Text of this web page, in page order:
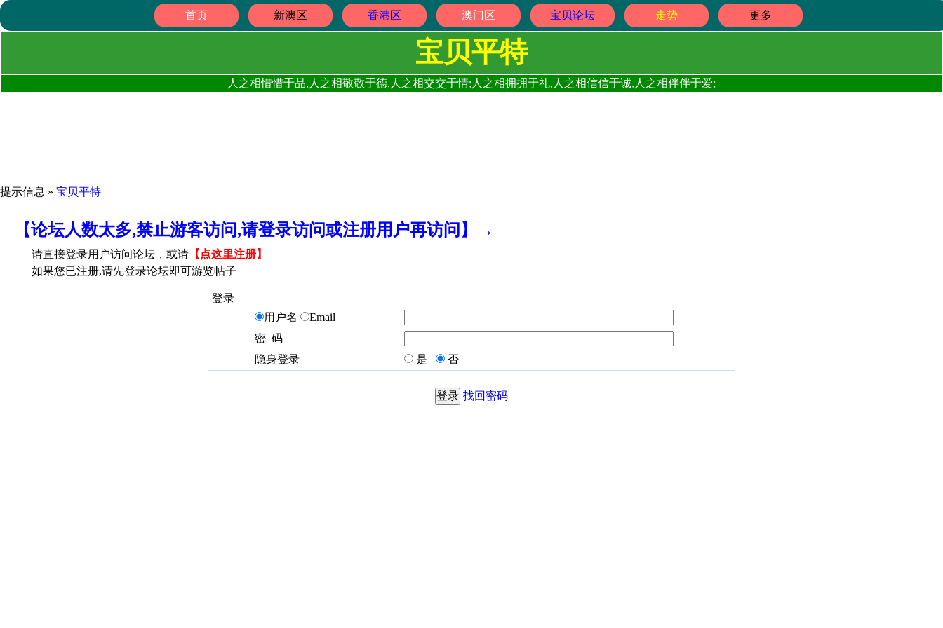
首页 新澳区 香港区 澳门区 宝贝论坛 走势 更多
宝贝平特
人之相惜惜于品,人之相敬敬于德,人之相交交于情;人之相拥拥于礼,人之相信信于诚,人之相伴伴于爱;
提示信息 » 宝贝平特
【论坛人数太多,禁止游客访问,请登录访问或注册用户再访问】→
请直接登录用户访问论坛，或请 【 点这里注册】
如果您已注册,请先登录论坛即可游览帖子
登录
用户名
Email
密 码
隐身登录
是 否
找回密码